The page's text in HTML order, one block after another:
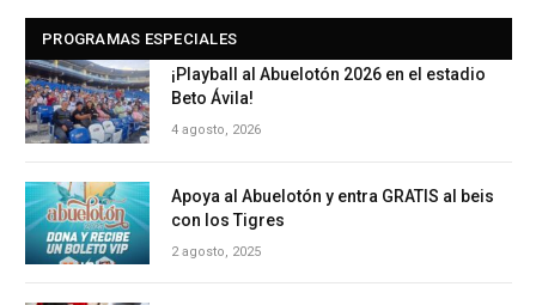
PROGRAMAS ESPECIALES
¡Playball al Abuelotón 2026 en el estadio
Beto Ávila!
4 agosto, 2026
Apoya al Abuelotón y entra GRATIS al beis
con los Tigres
2 agosto, 2025